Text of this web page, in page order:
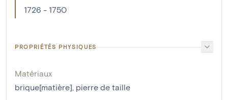
1726 - 1750
PROPRIÉTÉS PHYSIQUES
Matériaux
brique[matière], pierre de taille